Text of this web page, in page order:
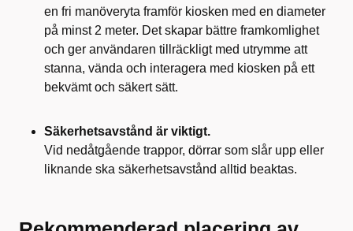
en fri manöveryta framför kiosken med en diameter
på minst 2 meter. Det skapar bättre framkomlighet
och ger användaren tillräckligt med utrymme att
stanna, vända och interagera med kiosken på ett
bekvämt och säkert sätt.
Säkerhetsavstånd är viktigt.
Vid nedåtgående trappor, dörrar som slår upp eller
liknande ska säkerhetsavstånd alltid beaktas.